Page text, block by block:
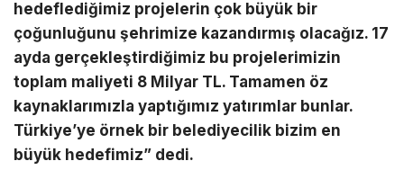
hedeflediğimiz projelerin çok büyük bir
çoğunluğunu şehrimize kazandırmış olacağız. 17
ayda gerçekleştirdiğimiz bu projelerimizin
toplam maliyeti 8 Milyar TL. Tamamen öz
kaynaklarımızla yaptığımız yatırımlar bunlar.
Türkiye’ye örnek bir belediyecilik bizim en
büyük hedefimiz” dedi.